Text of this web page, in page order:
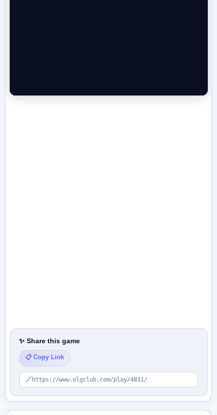
✨ Share this game
📋 Copy Link
🔗 https://www.olgclub.com/play/4831/